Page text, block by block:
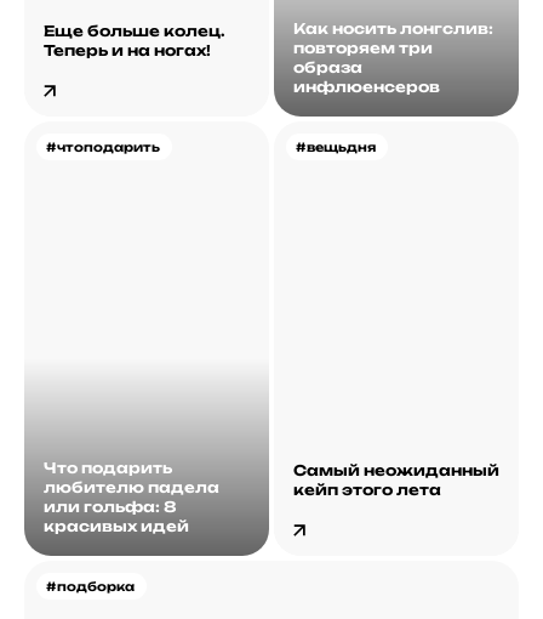
Еще больше колец.
Теперь и на ногах!
Как носить лонгслив:
повторяем три
образа
инфлюенсеров
#чтоподарить
Что подарить
любителю падела
или гольфа: 8
красивых идей
#подборка
#вещьдня
Самый неожиданный
кейп этого лета